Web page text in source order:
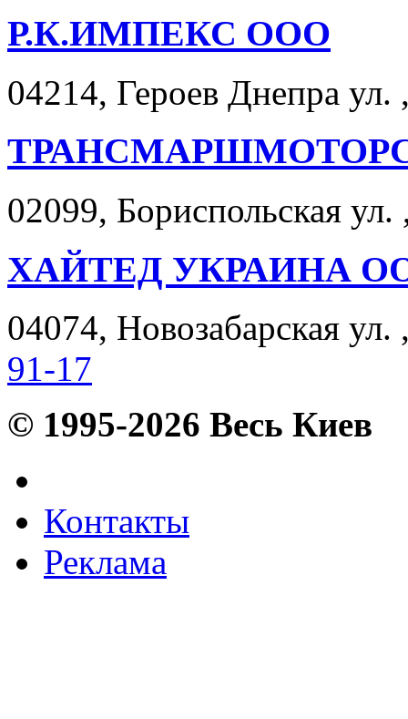
Р.К.ИМПЕКС ООО
04214, Героев Днепра
02099, Бориспольская
ХАЙТЕД УКРАИНА
04074, Новозабарская
91-17
© 1995-2026 Весь Киев
Контакты
Реклама